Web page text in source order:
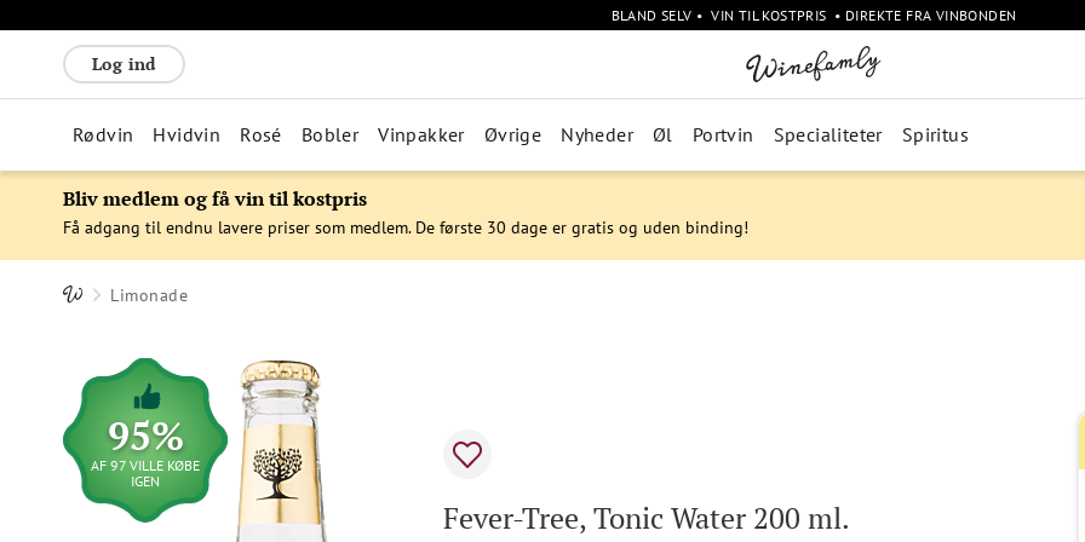
BLAND SELV • VIN TIL KOSTPRIS • DIREKTE FRA VINBONDEN
Log ind
Rødvin Hvidvin Rosé Bobler Vinpakker Øvrige Nyheder Øl Portvin Specialiteter Spiritus
Bliv medlem og få vin til kostpris
Få adgang til endnu lavere priser som medlem. De første 30 dage er gratis og uden binding!
Limonade
Fever-Tree, Tonic Water 200 ml.
95%
AF 97 VILLE KØBE
IGEN